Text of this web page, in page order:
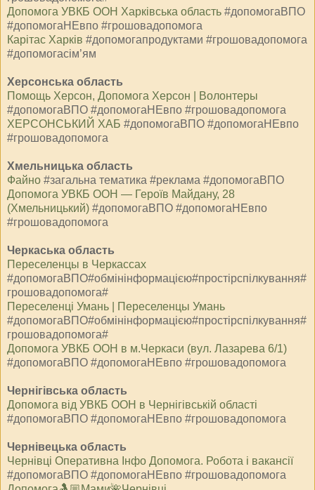
Допомога УВКБ ООН Харківська область #допомогаВПО
#допомогаНЕвпо #грошовадопомога
Карітас Харків #допомогапродуктами #грошовадопомога
#допомогасім’ям
Херсонська область
Помощь Херсон, Допомога Херсон | Волонтеры
#допомогаВПО #допомогаНЕвпо #грошовадопомога
ХЕРСОНСЬКИЙ ХАБ #допомогаВПО #допомогаНЕвпо
#грошовадопомога
Хмельницька область
Файно #загальна тематика #реклама #допомогаВПО
Допомога УВКБ ООН — Героїв Майдану, 28
(Хмельницький) #допомогаВПО #допомогаНЕвпо
#грошовадопомога
Черкаська область
Переселенцы в Черкассах
#допомогаВПО#обмінінформацією#простірспілкування#
грошовадопомога#
Переселенці Умань | Переселенцы Умань
#допомогаВПО#обмінінформацією#простірспілкування#
грошовадопомога#
Допомога УВКБ ООН в м.Черкаси (вул. Лазарева 6/1)
#допомогаВПО #допомогаНЕвпо #грошовадопомога
Чернігівська область
Допомога від УВКБ ООН в Чернігівській області
#допомогаВПО #допомогаНЕвпо #грошовадопомога
Чернівецька область
Чернівці Оперативна Інфо Допомога. Робота і вакансії
#допомогаВПО #допомогаНЕвпо #грошовадопомога